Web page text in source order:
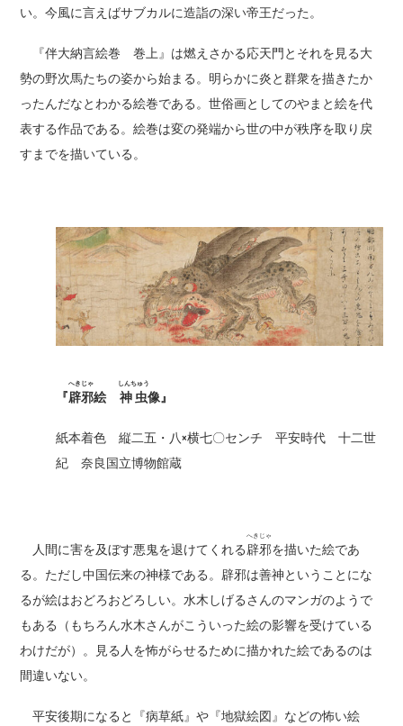
い。今風に言えばサブカルに造詣の深い帝王だった。
『伴大納言絵巻 巻上』は燃えさかる応天門とそれを見る大
勢の野次馬たちの姿から始まる。明らかに炎と群衆を描きたか
ったんだなとわかる絵巻である。世俗画としてのやまと絵を代
表する作品である。絵巻は変の発端から世の中が秩序を取り戻
すまでを描いている。
『辟邪
へきじゃ
絵 神虫
しんちゅう
像』
紙本着色 縦二五・八×横七〇センチ 平安時代 十二世
紀 奈良国立博物館蔵
人間に害を及ぼす悪鬼を退けてくれる辟邪
へきじゃ
を描いた絵であ
る。ただし中国伝来の神様である。辟邪は善神ということにな
るが絵はおどろおどろしい。水木しげるさんのマンガのようで
もある（もちろん水木さんがこういった絵の影響を受けている
わけだが）。見る人を怖がらせるために描かれた絵であるのは
間違いない。
平安後期になると『病草紙』や『地獄絵図』などの怖い絵